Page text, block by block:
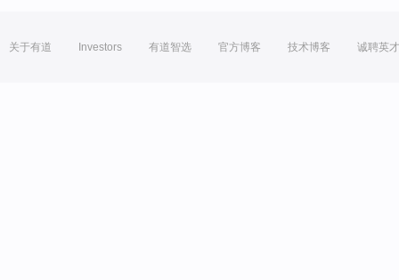
关于有道 Investors 有道智选 官方博客 技术博客 诚聘英才